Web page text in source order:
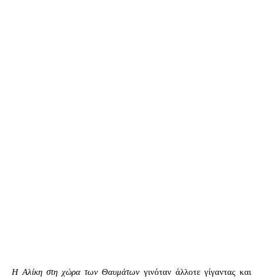
Η Αλίκη στη χώρα των Θαυμάτωνγινόταν άλλοτε γίγαντας και